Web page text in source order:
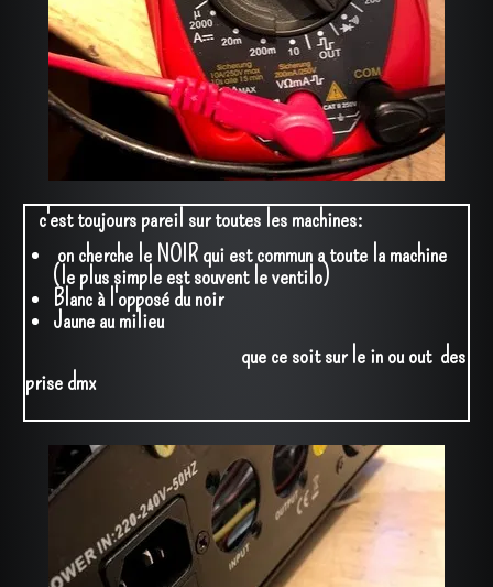
c'est toujours pareil sur toutes les machines:
on cherche le NOIR qui est commun a toute la machine
(le plus simple est souvent le ventilo)
Blanc à l'opposé du noir
Jaune au milieu
que ce soit sur le in ou out des
prise dmx